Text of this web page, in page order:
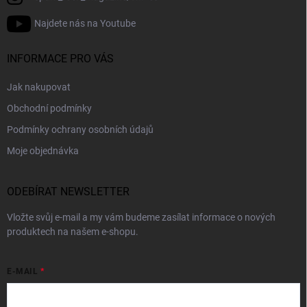
Najdete nás na Youtube
INFORMACE PRO VÁS
Jak nakupovat
Obchodní podmínky
Podmínky ochrany osobních údajů
Moje objednávka
ODEBÍRAT NEWSLETTER
Vložte svůj e-mail a my vám budeme zasílat informace o nových
produktech na našem e-shopu.
E-MAIL